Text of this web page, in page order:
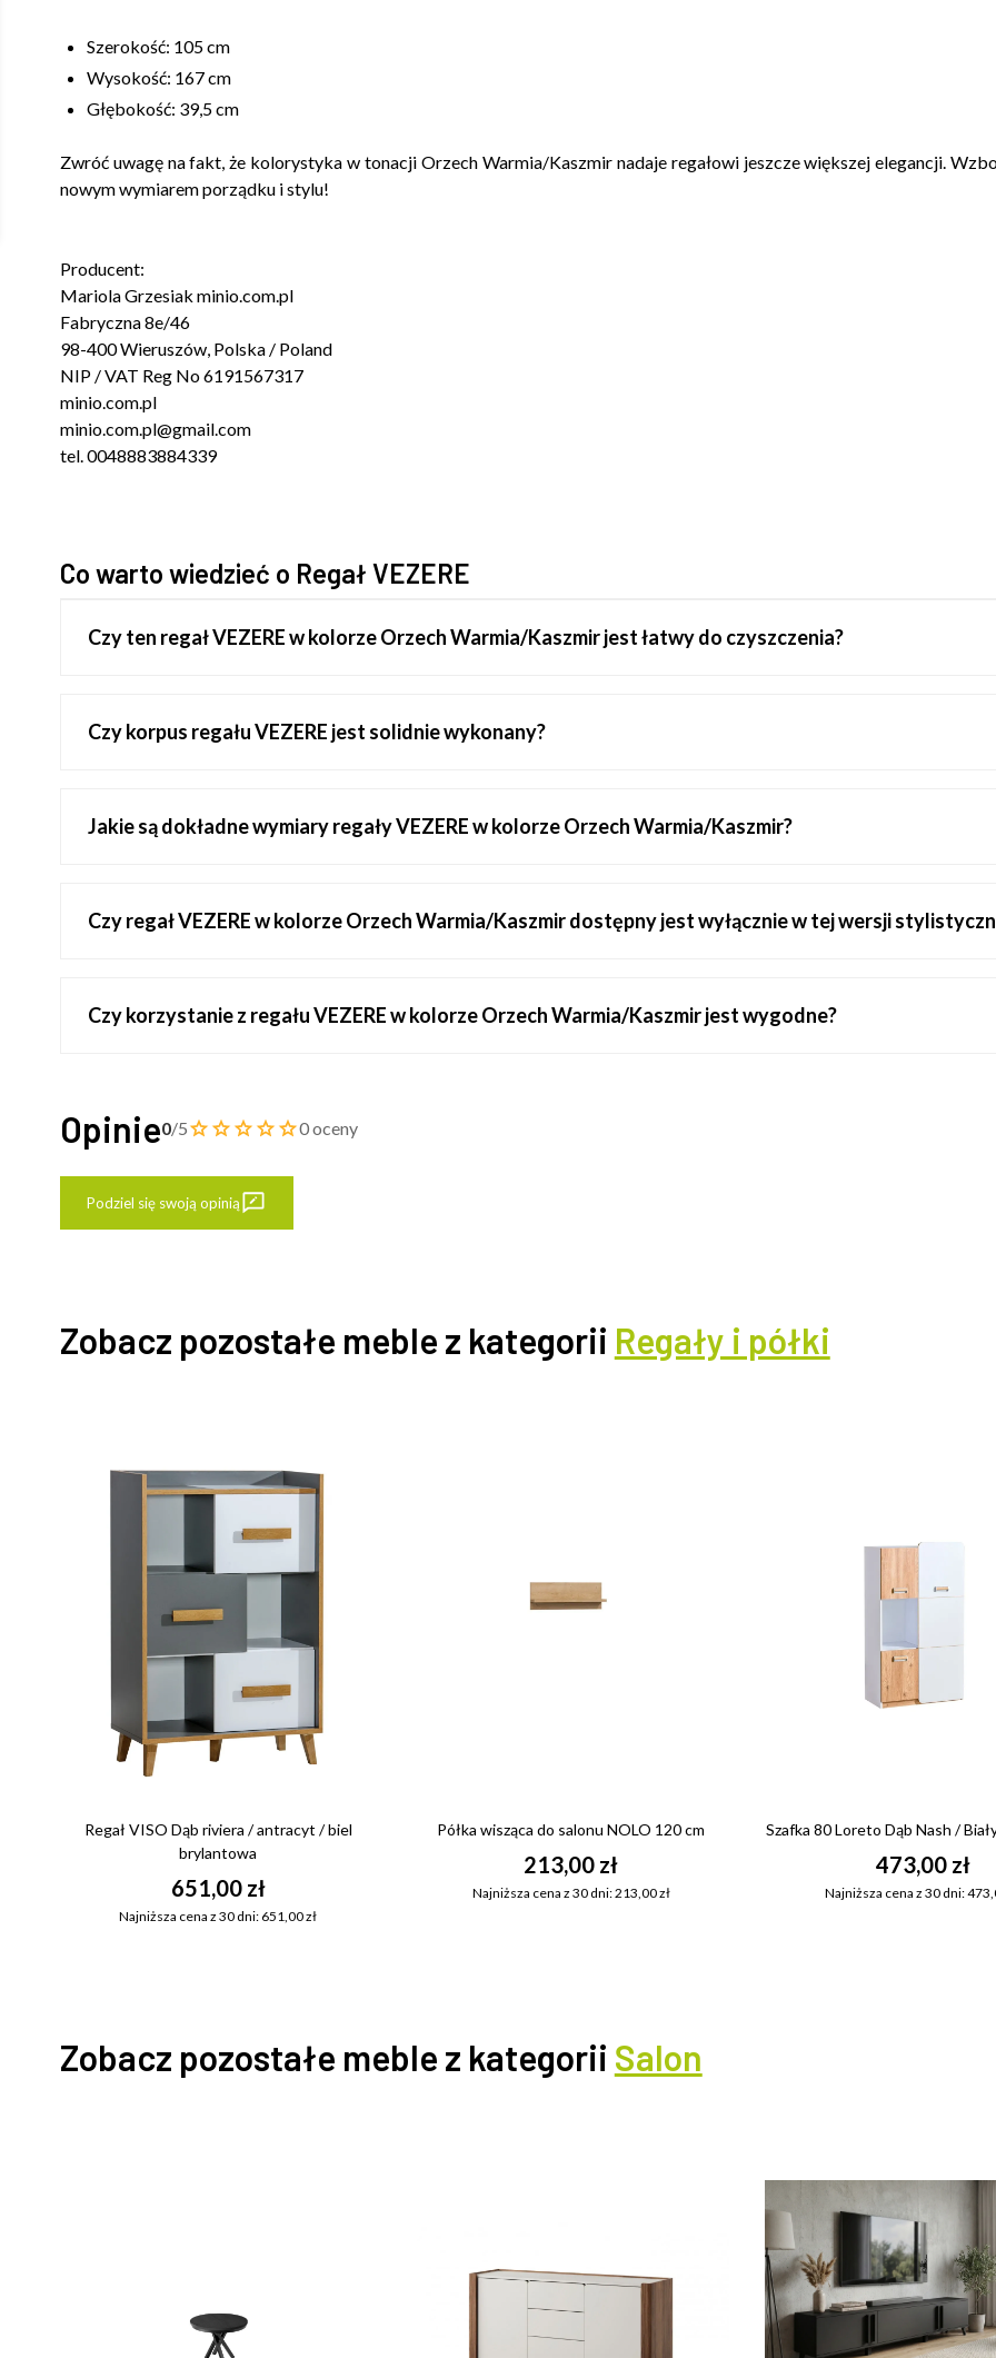
Szerokość: 105 cm
Wysokość: 167 cm
Głębokość: 39,5 cm
Zwróć uwagę na fakt, że kolorystyka w tonacji Orzech Warmia/Kaszmir nadaje regałowi jeszcze większej elegancji.
nowym wymiarem porządku i stylu!
Producent:
Mariola Grzesiak minio.com.pl
Fabryczna 8e/46
98-400 Wieruszów, Polska / Poland
NIP / VAT Reg No 6191567317
minio.com.pl
minio.com.pl@gmail.com
tel. 0048883884339
Co warto wiedzieć o Regał VEZERE
Czy ten regał VEZERE w kolorze Orzech Warmia/Kaszmir jest łatwy do czyszczenia?
Czy korpus regału VEZERE jest solidnie wykonany?
Jakie są dokładne wymiary regały VEZERE w kolorze Orzech Warmia/Kaszmir?
Czy regał VEZERE w kolorze Orzech Warmia/Kaszmir dostępny jest wyłącznie w tej wersji
Czy korzystanie z regału VEZERE w kolorze Orzech Warmia/Kaszmir jest wygodne?
Opinie0/5 0 oceny
Podziel się swoją opinią
Zobacz pozostałe meble z kategorii Regały i półki
Regał VISO Dąb riviera / antracyt / biel
brylantowa
651,00 zł
Najniższa cena z 30 dni: 651,00 zł
Półka wisząca do salonu NOLO 120 cm
213,00 zł
Najniższa cena z 30 dni: 213,00 zł
Szafka 80 Loreto Dąb Nash /
473,00 zł
Najniższa cena z 30 dni:
Zobacz pozostałe meble z kategorii Salon